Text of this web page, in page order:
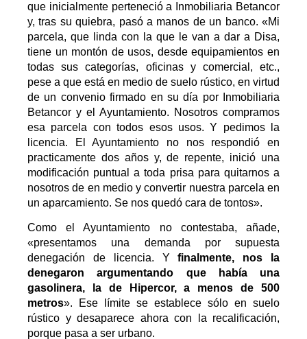
que inicialmente perteneció a Inmobiliaria Betancor
y, tras su quiebra, pasó a manos de un banco. «Mi
parcela, que linda con la que le van a dar a Disa,
tiene un montón de usos, desde equipamientos en
todas sus categorías, oficinas y comercial, etc.,
pese a que está en medio de suelo rústico, en virtud
de un convenio firmado en su día por Inmobiliaria
Betancor y el Ayuntamiento. Nosotros compramos
esa parcela con todos esos usos. Y pedimos la
licencia. El Ayuntamiento no nos respondió en
practicamente dos años y, de repente, inició una
modificación puntual a toda prisa para quitarnos a
nosotros de en medio y convertir nuestra parcela en
un aparcamiento. Se nos quedó cara de tontos».
Como el Ayuntamiento no contestaba, añade,
«presentamos una demanda por supuesta
denegación de licencia. Yfinalmente, nos la
denegaron argumentando que había una
gasolinera, la de Hipercor, a menos de 500
metros». Ese límite se establece sólo en suelo
rústico y desaparece ahora con la recalificación,
porque pasa a ser urbano.